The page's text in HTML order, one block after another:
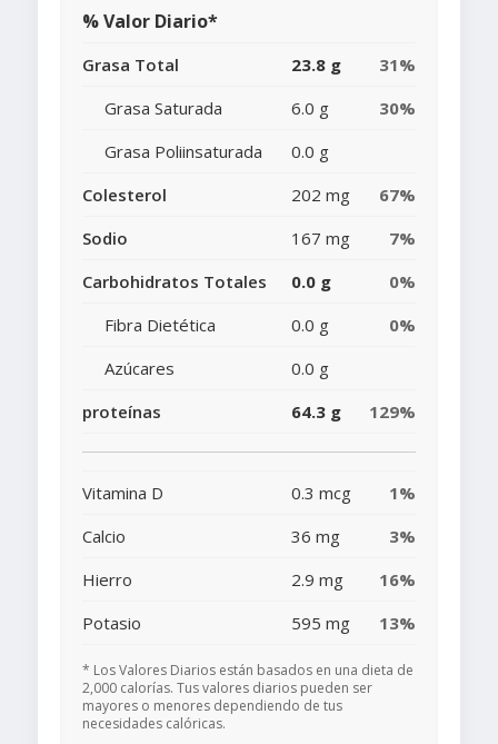
% Valor Diario*
Grasa Total 23.8 g
31%
Grasa Saturada
6.0 g
30%
Grasa Poliinsaturada
0.0 g
Colesterol
202 mg
67%
Sodio
167 mg
7%
Carbohidratos Totales
0.0 g
0%
Fibra Dietética
0.0 g
0%
Azúcares
0.0 g
proteínas
64.3 g 129%
Vitamina D 0.3 mcg
1%
Calcio
36 mg
3%
Hierro
2.9 mg
16%
Potasio
595 mg 13%
* Los Valores Diarios están basados en una dieta de
2,000 calorías. Tus valores diarios pueden ser
mayores o menores dependiendo de tus
necesidades calóricas.